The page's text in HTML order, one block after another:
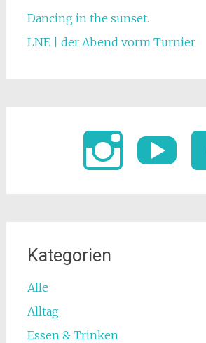
Dancing in the sunset.
LNE | der Abend vorm Turnier
Kategorien
Alle
Alltag
Essen & Trinken